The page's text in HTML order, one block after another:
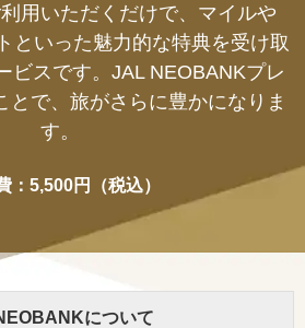
用いただくだけで、マイルや
といった魅力的な特典を受け取
ビスです。JAL NEOBANKプレ
とで、旅がさらに豊かになりま
す。
：5,500円（税込）
について